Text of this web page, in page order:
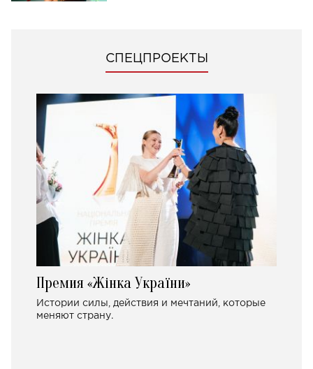
СПЕЦПРОЕКТЫ
Премия «Жінка України»
Истории силы, действия и мечтаний, которые
меняют страну.